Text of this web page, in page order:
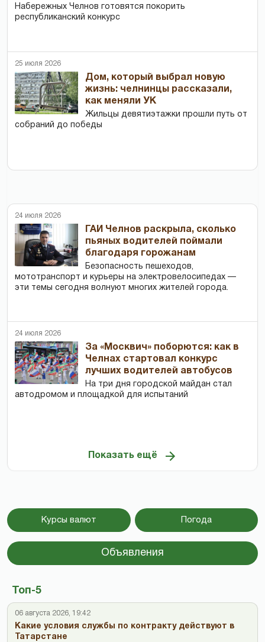
Набережных Челнов готовятся покорить
республиканский конкурс
25 июля 2026
Дом, который выбрал новую
жизнь: челнинцы рассказали,
как меняли УК
Жильцы девятиэтажки прошли путь от
собраний до победы
24 июля 2026
ГАИ Челнов раскрыла, сколько
пьяных водителей поймали
благодаря горожанам
Безопасность пешеходов,
мототранспорт и курьеры на электровелосипедах —
эти темы сегодня волнуют многих жителей города.
24 июля 2026
За «Москвич» поборются: как в
Челнах стартовал конкурс
лучших водителей автобусов
На три дня городской майдан стал
автодромом и площадкой для испытаний
Показать ещё
Курсы валют Погода
Объявления
Топ-5
06 августа 2026, 19:42
Какие условия службы по контракту действуют в
Татарстане